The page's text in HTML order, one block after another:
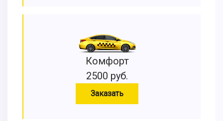
Комфорт
2500 руб.
Заказать